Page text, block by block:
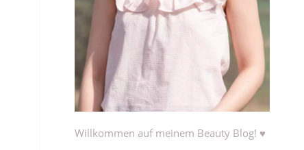
Willkommen auf meinem Beauty Blog! ♥